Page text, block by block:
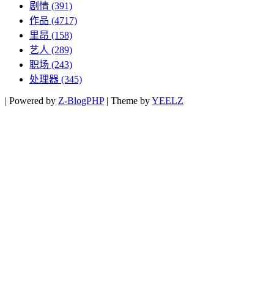
剧情 (391)
作品 (4717)
里昂 (158)
艺人 (289)
职场 (243)
处理器 (345)
| Powered by Z-BlogPHP | Theme byYEELZ